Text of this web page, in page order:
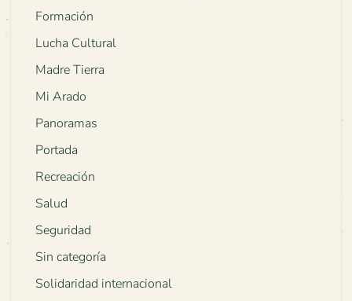
Formación
Lucha Cultural
Madre Tierra
Mi Arado
Panoramas
Portada
Recreación
Salud
Seguridad
Sin categoría
Solidaridad internacional